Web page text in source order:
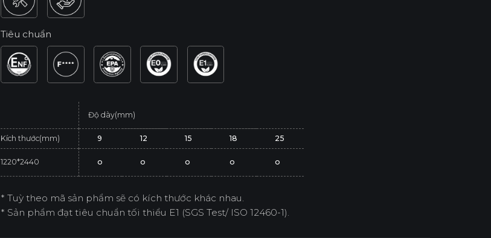
Tiêu chuẩn
Độ dày(mm)
Kích thước(mm) 9 12 15 18 25
1220*2440 o o o o o
* Tuỳ theo mã sản phẩm sẽ có kích thước khác nhau.
* Sản phẩm đạt tiêu chuẩn tối thiểu E1 (SGS Test/ ISO 12460-1).